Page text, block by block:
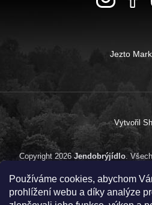
Používáme cookies, abychom
prohlížení webu a díky analýze
Jezto
Vytvořil
Copyright 2026 Jendobrýjídlo.